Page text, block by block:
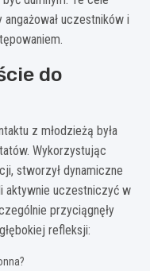
uczestników i
do
z młodzieżą była
Wykorzystując
stworzył dynamiczne
aktywnie uczestniczyć w
przyciągnęły
refleksji: